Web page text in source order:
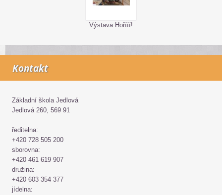
Výstava Hořííí!
Kontakt
Základní škola Jedlová
Jedlová 260, 569 91
ředitelna:
+420 728 505 200
sborovna:
+420 461 619 907
družina:
+420 603 354 377
jídelna: